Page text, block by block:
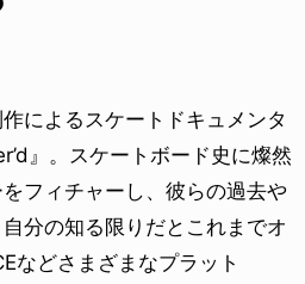
によるスケートドキュメンタ
』。スケートボード史に燦然
フィチャーし、彼らの過去や
分の知る限りだとこれまでオ
などさまざまなプラット